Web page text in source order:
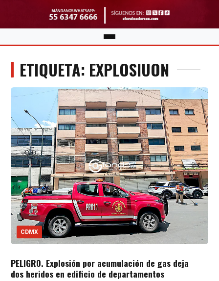
ETIQUETA: EXPLOSIUON
CDMX
PELIGRO. Explosión por acumulación de gas deja
dos heridos en edificio de departamentos